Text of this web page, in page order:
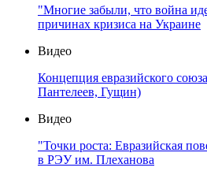
"Многие забыли, что война
причинах кризиса на Украине
Видео
Концепция евразийского
Пантелеев, Гущин)
Видео
"Точки роста: Евразийская
в РЭУ им. Плеханова